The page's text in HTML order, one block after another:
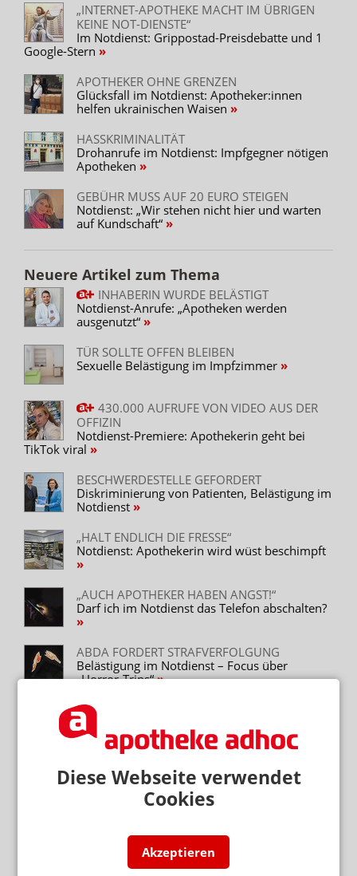
Diese Webseite verwendet
Cookies
Akzeptieren
„INTERNET-APOTHEKE MACHT IM ÜBRIGEN
KEINE NOT-DIENSTE“
Im Notdienst: Grippostad-Preisdebatte und 1
Google-Stern
APOTHEKER OHNE GRENZEN
Glücksfall im Notdienst: Apotheker:innen
helfen ukrainischen Waisen
HASSKRIMINALITÄT
Drohanrufe im Notdienst: Impfgegner nötigen
Apotheken
GEBÜHR MUSS AUF 20 EURO STEIGEN
Notdienst: „Wir stehen nicht hier und warten
auf Kundschaft“
Neuere Artikel zum Thema
INHABERIN WURDE BELÄSTIGT
Notdienst-Anrufe: „Apotheken werden
ausgenutzt“
TÜR SOLLTE OFFEN BLEIBEN
Sexuelle Belästigung im Impfzimmer
430.000 AUFRUFE VON VIDEO AUS DER
OFFIZIN
Notdienst-Premiere: Apothekerin geht bei
TikTok viral
BESCHWERDESTELLE GEFORDERT
Diskriminierung von Patienten, Belästigung im
Notdienst
„HALT ENDLICH DIE FRESSE“
Notdienst: Apothekerin wird wüst beschimpft
„AUCH APOTHEKER HABEN ANGST!“
Darf ich im Notdienst das Telefon abschalten?
ABDA FORDERT STRAFVERFOLGUNG
Belästigung im Notdienst – Focus über
„Horror-Trips“
Mehr zum Thema
RETTUNGSDIENST STATT ANTIHISTAMINIKA
Notdienst-Apotheker rettet Nussallergiker
Barmer: Genügend Apotheken in Meck-Pomm
ROBOTER STATT APOTHEKER?